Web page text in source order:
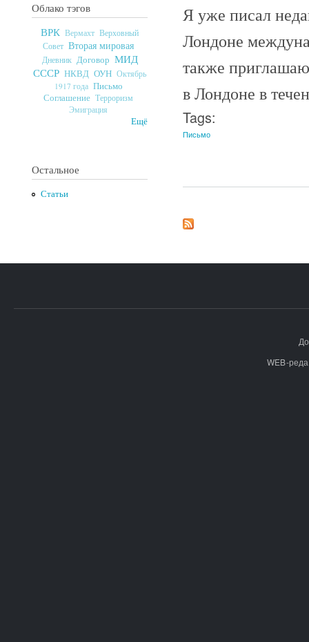
Облако тэгов
ВРК Вермахт Верховный
Совет Вторая мировая
Дневник Договор МИД
СССР НКВД ОУН Октябрь
1917 года Письмо
Соглашение Терроризм
Эмиграция
Ещё
Остальное
Статьи
Я уже писал
Лондоне
также
в Лондоне в
Tags:
Письмо
WEB-